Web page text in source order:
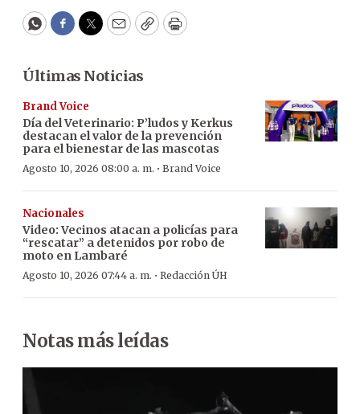
WhatsApp
Facebook
Twitter
EmailCopyPrint
Últimas Noticias
Brand Voice
Día del Veterinario: P’ludos y Kerkus
destacan el valor de la prevención
para el bienestar de las mascotas
Agosto 10, 2026 08:00 a. m. · Brand Voice
Nacionales
Video: Vecinos atacan a policías para
“rescatar” a detenidos por robo de
moto en Lambaré
Agosto 10, 2026 07:44 a. m. · Redacción ÚH
Notas más leídas